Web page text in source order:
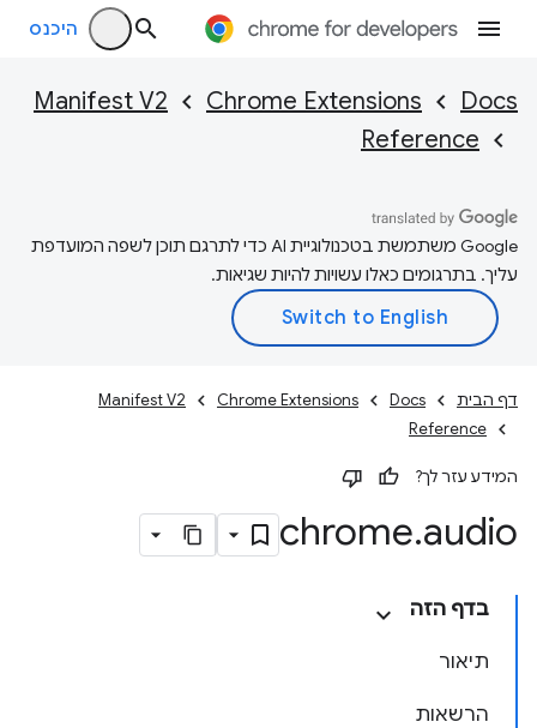
היכנס
Docs
Chrome Extensions
Manifest V2
Reference
‫Google משתמשת בטכנולוגיית AI כדי לתרגם תוכן לשפה המועדפת
עליך. בתרגומים כאלו עשויות להיות שגיאות.
דף הבית Docs
Chrome Extensions
Manifest V2
Reference
המידע עזר לך?
chrome.audio
בדף הזה
תיאור
הרשאות